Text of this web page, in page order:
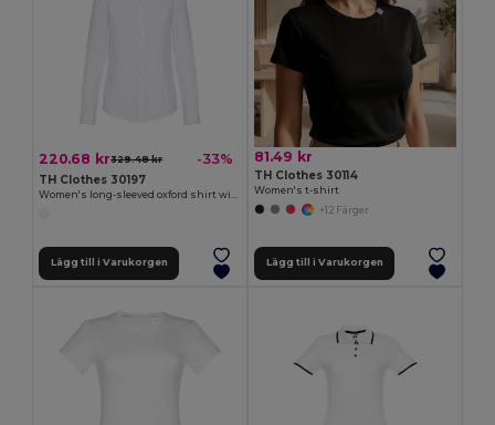
220.68 kr329.48 kr -33%
TH Clothes 30197
Lägg till i Varukorgen
81.49 kr
TH Clothes 30114
Women's t-shirt
+12 Färger
Lägg till i Varukorgen